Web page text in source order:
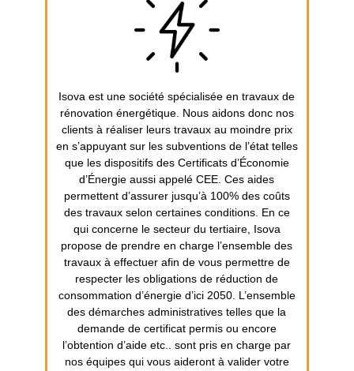
Isova est une société spécialisée en travaux de
rénovation énergétique. Nous aidons donc nos
clients à réaliser leurs travaux au moindre prix
en s’appuyant sur les subventions de l’état telles
que les dispositifs des Certificats d’Économie
d’Énergie aussi appelé CEE. Ces aides
permettent d’assurer jusqu’à 100% des coûts
des travaux selon certaines conditions. En ce
qui concerne le secteur du tertiaire, Isova
propose de prendre en charge l’ensemble des
travaux à effectuer afin de vous permettre de
respecter les obligations de réduction de
consommation d’énergie d’ici 2050. L’ensemble
des démarches administratives telles que la
demande de certificat permis ou encore
l’obtention d’aide etc.. sont pris en charge par
nos équipes qui vous aideront à valider votre